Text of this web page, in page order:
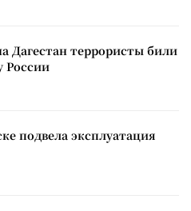
Дагестан террористы били
России
подвела эксплуатация